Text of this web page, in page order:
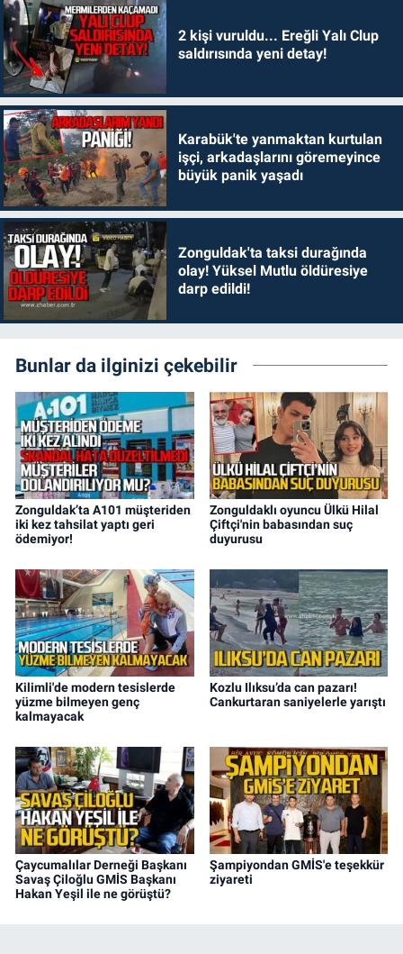
2 kişi vuruldu... Ereğli Yalı Clup
saldırısında yeni detay!
Karabük'te yanmaktan kurtulan
işçi, arkadaşlarını göremeyince
büyük panik yaşadı
Zonguldak'ta taksi durağında
olay! Yüksel Mutlu öldüresiye
darp edildi!
Bunlar da ilginizi çekebilir
Zonguldak’ta A101 müşteriden
iki kez tahsilat yaptı geri
ödemiyor!
Zonguldaklı oyuncu Ülkü Hilal
Çiftçi'nin babasından suç
duyurusu
Kilimli'de modern tesislerde
yüzme bilmeyen genç
kalmayacak
Kozlu Ilıksu’da can pazarı!
Cankurtaran saniyelerle yarıştı
Çaycumalılar Derneği Başkanı
Savaş Çiloğlu GMİS Başkanı
Hakan Yeşil ile ne görüştü?
Şampiyondan GMİS'e teşekkür
ziyareti